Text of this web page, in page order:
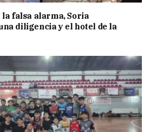
falsa alarma, Soria
diligencia y el hotel de la